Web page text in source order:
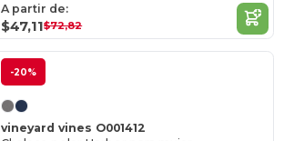
A partir de:
$47,11$72,82
-20%
vineyard vines O001412